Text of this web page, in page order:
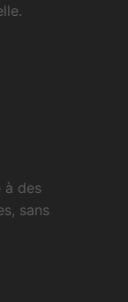
à des
sans